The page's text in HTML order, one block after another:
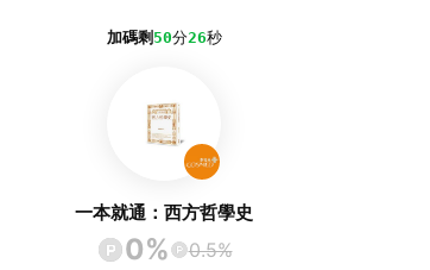
加碼剩 50分26秒
一本就通：西方哲學史
0% 0.5%